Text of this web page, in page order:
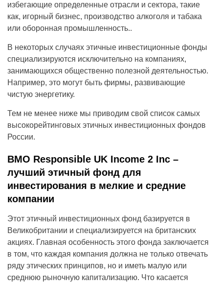
избегающие определенные отрасли и сектора, такие
как, игорный бизнес, производство алкоголя и табака
или оборонная промышленность..
В некоторых случаях этичные инвестиционные фонды
специализируются исключительно на компаниях,
занимающихся общественно полезной деятельностью.
Например, это могут быть фирмы, развивающие
чистую энергетику.
Тем не менее ниже мы приводим свой список самых
высокорейтинговых этичных инвестиционных фондов
России.
BMO Responsible UK Income 2 Inc –
лучший этичный фонд для
инвестирования в мелкие и средние
компании
Этот этичный инвестиционных фонд базируется в
Великобритании и специализируется на британских
акциях. Главная особенность этого фонда заключается
в том, что каждая компания должна не только отвечать
ряду этических принципов, но и иметь малую или
среднюю рыночную капитализацию. Что касается